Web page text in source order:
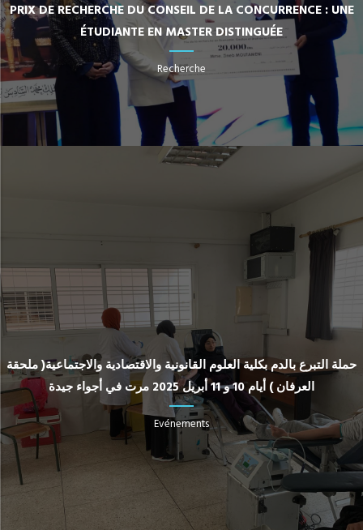
PRIX DE RECHERCHE DU CONSEIL DE LA CONCURRENCE : UNE
ÉTUDIANTE EN MASTER DISTINGUÉE
Recherche
حملة التبرع بالدم بكلية العلوم القانونية والاقتصادية والاجتماعية( ملحقة
العرفان ) أيام 10 و 11 أبريل 2025 مرت في أجواء جيدة
Evénements